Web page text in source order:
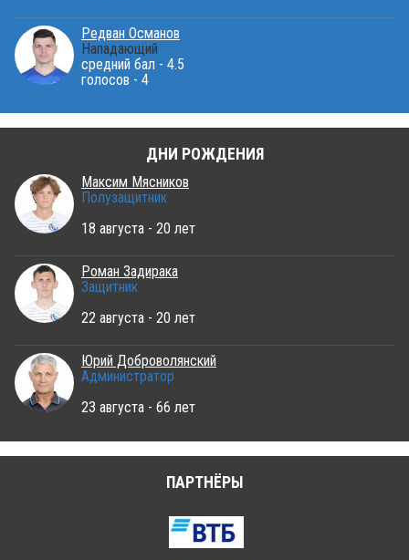
Редван Османов
Нападающий
средний бал - 4.5
голосов - 4
ДНИ РОЖДЕНИЯ
Максим Мясников
Полузащитник
18 августа - 20 лет
Роман Задирака
Защитник
22 августа - 20 лет
Юрий Доброволянский
Администратор
23 августа - 66 лет
ПАРТНЁРЫ